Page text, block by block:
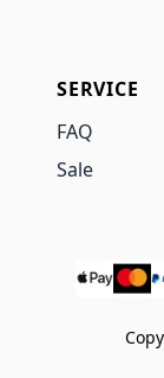
SERVICE
FAQ
Sale